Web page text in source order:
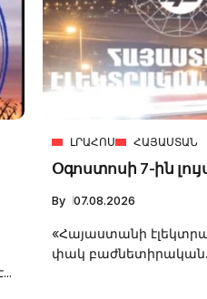
ԼՐԱՀՈՍ ՀԱՅԱՍՏԱՆ
Օգոստոսի 7-ին լույս
By 07.08.2026
«Հայաստանի
փակ